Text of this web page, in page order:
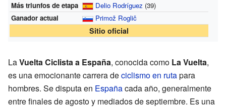
Más triunfos de etapa
Delio Rodríguez (39)
Ganador actual
Primož Roglič
Sitio oficial
LaVuelta Ciclista a España, conocida como La Vuelta,
es una emocionante carrera deciclismo en rutapara
hombres. Se disputa en Españacada año, generalmente
entre finales de agosto y mediados de septiembre. Es una